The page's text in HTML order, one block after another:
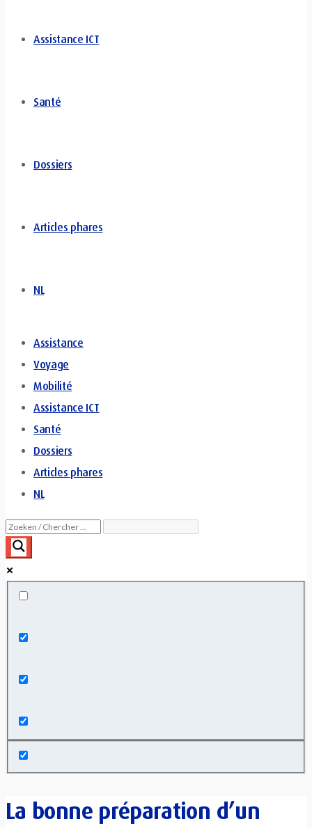
Assistance ICT
Santé
Dossiers
Articles phares
NL
Assistance
Voyage
Mobilité
Assistance ICT
Santé
Dossiers
Articles phares
NL
La bonne préparation d’un